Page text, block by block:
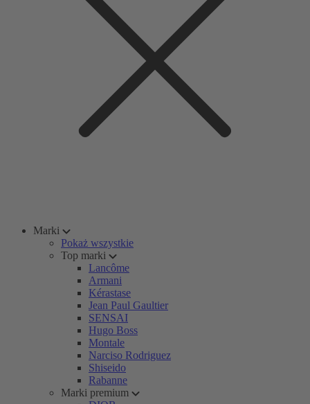
Marki
Pokaż wszystkie
Top marki
Lancôme
Armani
Kérastase
Jean Paul Gaultier
SENSAI
Hugo Boss
Montale
Narciso Rodriguez
Shiseido
Rabanne
Marki premium